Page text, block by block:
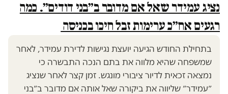
נציג עמידר שאל אם מדובר ב״בני דודים״. כמה
רגעים אח״כ ערימות זבל חיכו בכניסה
בתחילת החודש הגיעה יועצת נגישות לדירת עמידר, לאחר
שמשפחה שהיא מלווה את בתם הנכה התבשרה כי
נמצאה זכאית לדיור ציבורי מונגש. זמן קצר לאחר שנציג
״עמידר״ שליווה את ביקורה שאל אותה אם מדובר ב״בני